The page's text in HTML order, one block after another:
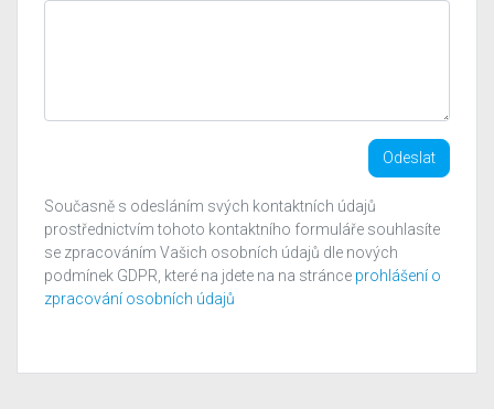
Odeslat
Současně s odesláním svých kontaktních údajů
prostřednictvím tohoto kontaktního formuláře souhlasíte
se zpracováním Vašich osobních údajů dle nových
podmínek GDPR, které na jdete na na stránce prohlášení o
zpracování osobních údajů